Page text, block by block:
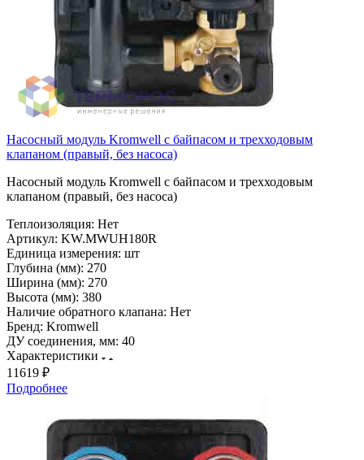
Насосный модуль Kromwell с байпасом и трехходовым
клапаном (правый, без насоса)
Насосный модуль Kromwell с байпасом и трехходовым
клапаном (правый, без насоса)
Теплоизоляция: Нет
Артикул: KW.MWUH180R
Единица измерения: шт
Глубина (мм): 270
Ширина (мм): 270
Высота (мм): 380
Наличие обратного клапана: Нет
Бренд: Kromwell
ДУ соединения, мм: 40
Характеристики
11619 ₽
Подробнее